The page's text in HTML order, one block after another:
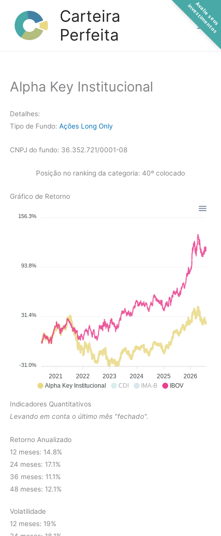
conteúdo
Carteira
Perfeita
Alpha Key Institucional
Detalhes:
Tipo de Fundo: Ações Long Only
CNPJ do fundo: 36.352.721/0001-08
Posição no ranking da categoria: 40º colocado
Gráfico de Retorno
Alpha Key Institucional CDI IMA-B IBOV
156.3%
93.8%
31.4%
-31.0%
2021 2022 2023 2024 2025 2026
Indicadores Quantitativos
Levando em conta o último mês "fechado".
Retorno Anualizado
12 meses: 14.8%
24 meses: 17.1%
36 meses: 11.1%
48 meses: 12.1%
Volatilidade
12 meses: 19%
A
v
a
l
i
e
s
e
u
s
i
n
v
e
s
t
i
m
e
n
t
o
s